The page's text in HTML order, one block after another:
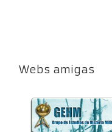
Webs amigas